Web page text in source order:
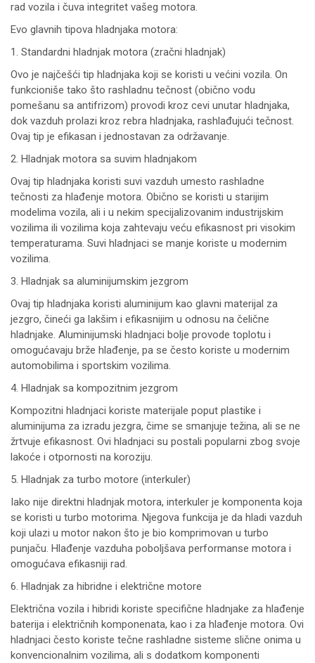
rad vozila i čuva integritet vašeg motora.
Evo glavnih tipova hladnjaka motora:
1. Standardni hladnjak motora (zračni hladnjak)
Ovo je najčešći tip hladnjaka koji se koristi u većini vozila. On
funkcioniše tako što rashladnu tečnost (obično vodu
pomešanu sa antifrizom) provodi kroz cevi unutar hladnjaka,
dok vazduh prolazi kroz rebra hladnjaka, rashlađujući tečnost.
Ovaj tip je efikasan i jednostavan za održavanje.
2. Hladnjak motora sa suvim hladnjakom
Ovaj tip hladnjaka koristi suvi vazduh umesto rashladne
tečnosti za hlađenje motora. Obično se koristi u starijim
modelima vozila, ali i u nekim specijalizovanim industrijskim
vozilima ili vozilima koja zahtevaju veću efikasnost pri visokim
temperaturama. Suvi hladnjaci se manje koriste u modernim
vozilima.
3. Hladnjak sa aluminijumskim jezgrom
Ovaj tip hladnjaka koristi aluminijum kao glavni materijal za
jezgro, čineći ga lakšim i efikasnijim u odnosu na čelične
hladnjake. Aluminijumski hladnjaci bolje provode toplotu i
omogućavaju brže hlađenje, pa se često koriste u modernim
automobilima i sportskim vozilima.
4. Hladnjak sa kompozitnim jezgrom
Kompozitni hladnjaci koriste materijale poput plastike i
aluminijuma za izradu jezgra, čime se smanjuje težina, ali se ne
žrtvuje efikasnost. Ovi hladnjaci su postali popularni zbog svoje
lakoće i otpornosti na koroziju.
5. Hladnjak za turbo motore (interkuler)
Iako nije direktni hladnjak motora, interkuler je komponenta koja
se koristi u turbo motorima. Njegova funkcija je da hladi vazduh
koji ulazi u motor nakon što je bio komprimovan u turbo
punjaču. Hlađenje vazduha poboljšava performanse motora i
omogućava efikasniji rad.
6. Hladnjak za hibridne i električne motore
Električna vozila i hibridi koriste specifične hladnjake za hlađenje
baterija i električnih komponenata, kao i za hlađenje motora. Ovi
hladnjaci često koriste tečne rashladne sisteme slične onima u
konvencionalnim vozilima, ali s dodatkom komponenti